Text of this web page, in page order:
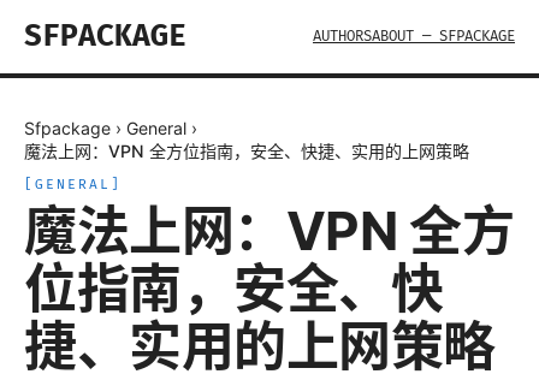
SFPACKAGE AUTHORSABOUT — SFPACKAGE
Sfpackage › General ›
魔法上网：VPN 全方位指南，安全、快捷、实用的上网策略
GENERAL
魔法上网：VPN 全方
位指南，安全、快
捷、实用的上网策略